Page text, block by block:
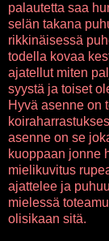
palautetta saa
selän takana
rikkinäisessä
todella kovaa
ajatellut miten
syystä ja toiset
Hyvä asenne on
asenne on se
kuoppaan jonne
mielikuvitus
ajattelee ja
mielessä
olisikaan sitä.